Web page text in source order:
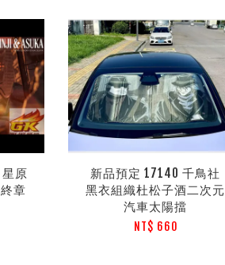
星原
章
新品預定 17140 千鳥社
黑衣組織杜松子酒二次元
汽車太陽擋
NT$ 660